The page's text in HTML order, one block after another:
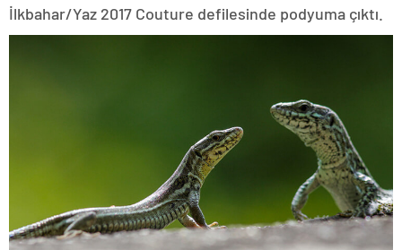
İlkbahar/Yaz 2017 Couture defilesinde podyuma çıktı.